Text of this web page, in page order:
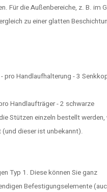
Für die Außenbereiche, z. B. im
zu einer glatten
pro Handlaufhalterung - 3
Handlaufträger - 2 schwarze
Stützen einzeln bestellt werden,
dieser ist unbekannt).
Typ 1. Diese können Sie ganz
Befestigungselemente